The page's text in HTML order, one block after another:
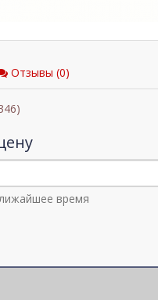
Отзывы (0)
время